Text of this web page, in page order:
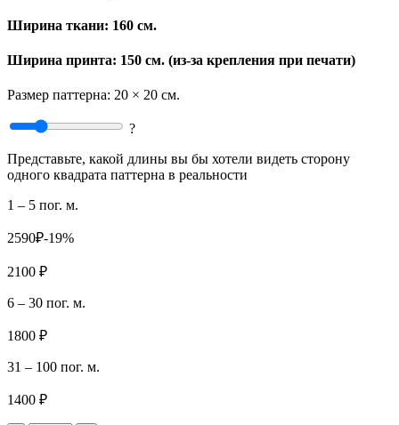
Ширина ткани: 160 см.
Ширина принта: 150 см. (из-за крепления при печати)
Размер паттерна: 20 × 20 см.
?
Представьте, какой длины вы бы хотели видеть сторону
одного квадрата паттерна в реальности
1 – 5 пог. м.
2590₽-19%
2100 ₽
6 – 30 пог. м.
1800 ₽
31 – 100 пог. м.
1400 ₽